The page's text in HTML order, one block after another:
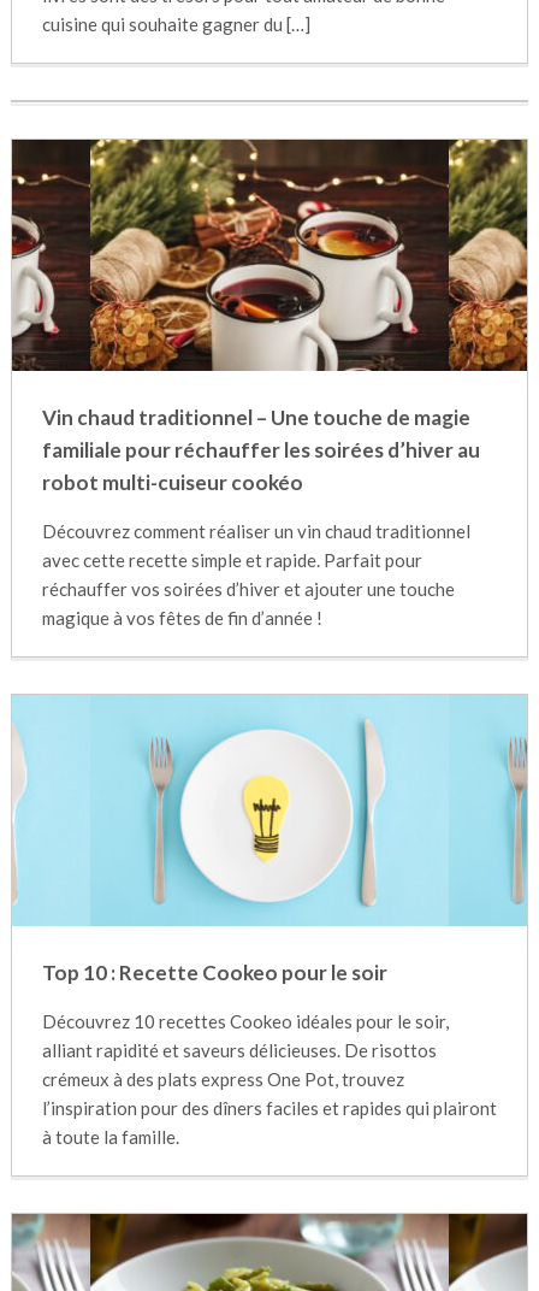
cuisine qui souhaite gagner du […]
Vin chaud traditionnel – Une touche de magie
familiale pour réchauffer les soirées d’hiver au
robot multi-cuiseur cookéo
Découvrez comment réaliser un vin chaud traditionnel
avec cette recette simple et rapide. Parfait pour
réchauffer vos soirées d’hiver et ajouter une touche
magique à vos fêtes de fin d’année !
Top 10 : Recette Cookeo pour le soir
Découvrez 10 recettes Cookeo idéales pour le soir,
alliant rapidité et saveurs délicieuses. De risottos
crémeux à des plats express One Pot, trouvez
l’inspiration pour des dîners faciles et rapides qui plairont
à toute la famille.